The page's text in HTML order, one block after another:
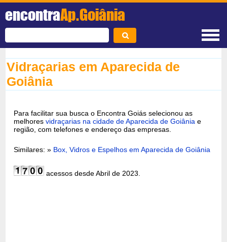
encontraAp.Goiânia
Vidraçarias em Aparecida de
Goiânia
Para facilitar sua busca o Encontra Goiás selecionou as
melhoresvidraçarias na cidade de Aparecida de Goiânia e
região, com telefones e endereço das empresas.
Similares: » Box, Vidros e Espelhos em Aparecida de Goiânia
acessos desde Abril de 2023.